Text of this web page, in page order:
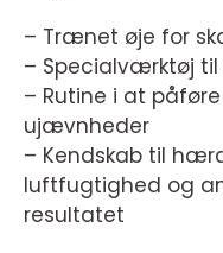
– Trænet øje for
– Specialværktøj
– Rutine i at
ujævnheder
– Kendskab til
luftfugtighed og
resultatet